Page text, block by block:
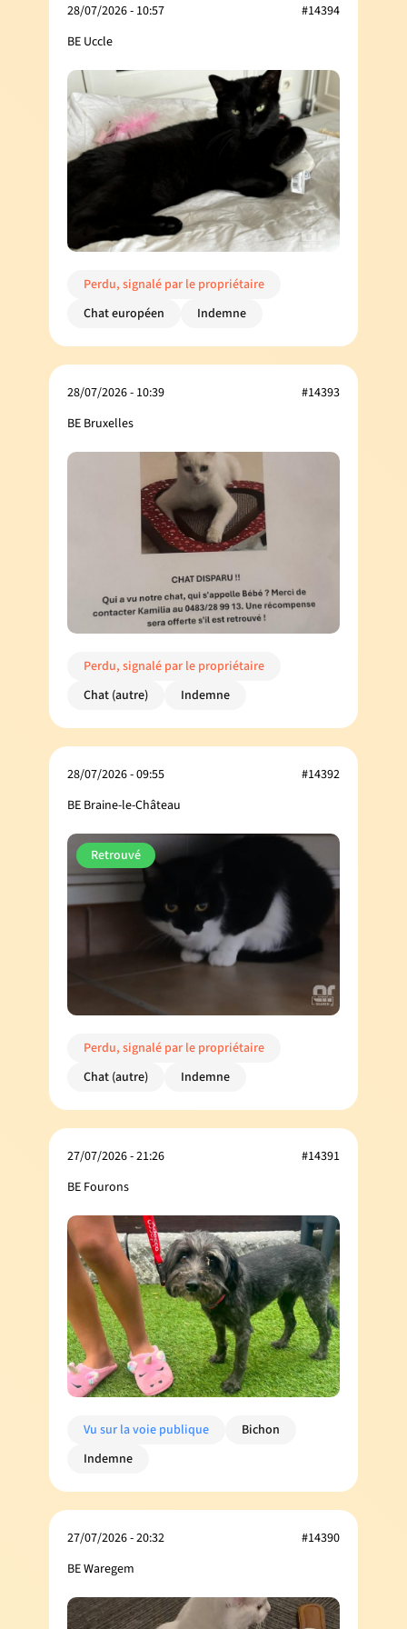
28/07/2026 - 10:57
BE Uccle
#14394
Perdu, signalé par le propriétaire
Chat européen
Indemne
28/07/2026 - 10:39
BE Bruxelles
#14393
Perdu, signalé par le propriétaire
Chat (autre)
Indemne
28/07/2026 - 09:55
BE Braine-le-Château
#14392
Retrouvé
Perdu, signalé par le propriétaire
Chat (autre)
Indemne
27/07/2026 - 21:26
BE Fourons
#14391
Vu sur la voie publique
Bichon
Indemne
27/07/2026 - 20:32
BE Waregem
#14390